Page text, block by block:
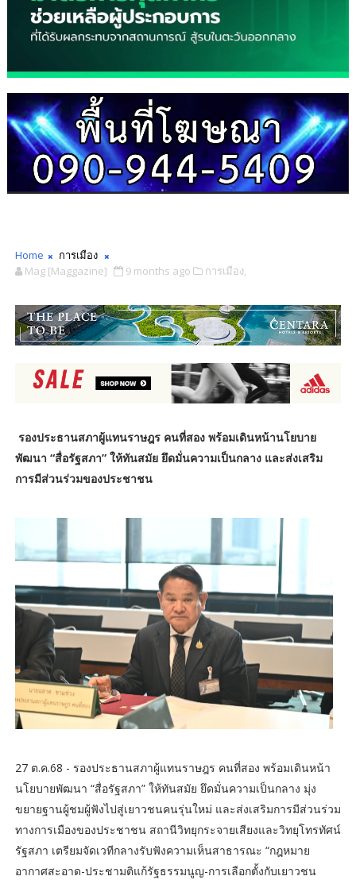
Home
การเมือง
Mag [Maggazine]
9 months ago การเมือง,
รองประธานสภาผู้แทนราษฎร คนที่สอง พร้อมเดินหน้านโยบาย
พัฒนา “สื่อรัฐสภา” ให้ทันสมัย ยึดมั่นความเป็นกลาง และส่งเสริม
การมีส่วนร่วมของประชาชน
27 ต.ค.68 - รองประธานสภาผู้แทนราษฎร คนที่สอง พร้อมเดินหน้า
นโยบายพัฒนา “สื่อรัฐสภา” ให้ทันสมัย ยึดมั่นความเป็นกลาง มุ่ง
ขยายฐานผู้ชมผู้ฟังไปสู่เยาวชนคนรุ่นใหม่ และส่งเสริมการมีส่วนร่วม
ทางการเมืองของประชาชน สถานีวิทยุกระจายเสียงและวิทยุโทรทัศน์
รัฐสภา เตรียมจัดเวทีกลางรับฟังความเห็นสาธารณะ “กฎหมาย
อากาศสะอาด-ประชามติแก้รัฐธรรมนูญ-การเลือกตั้งกับเยาวชน